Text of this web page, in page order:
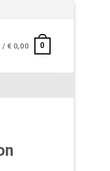
/ € 0,00 0